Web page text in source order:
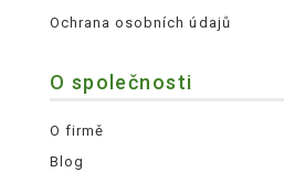
Ochrana osobních údajů
O společnosti
O firmě
Blog